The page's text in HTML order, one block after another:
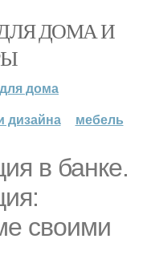
ДОМА И
дома
дизайна мебель
в банке.
своими